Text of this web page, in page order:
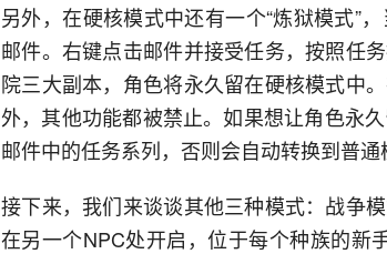
另外，在硬核模式中还有一个“炼狱模式”
邮件。右键点击邮件并接受任务，按照任
院三大副本，角色将永久留在硬核模式中
外，其他功能都被禁止。如果想让角色永
邮件中的任务系列，否则会自动转换到普通
接下来，我们来谈谈其他三种模式：战争
在另一个NPC处开启，位于每个种族的新